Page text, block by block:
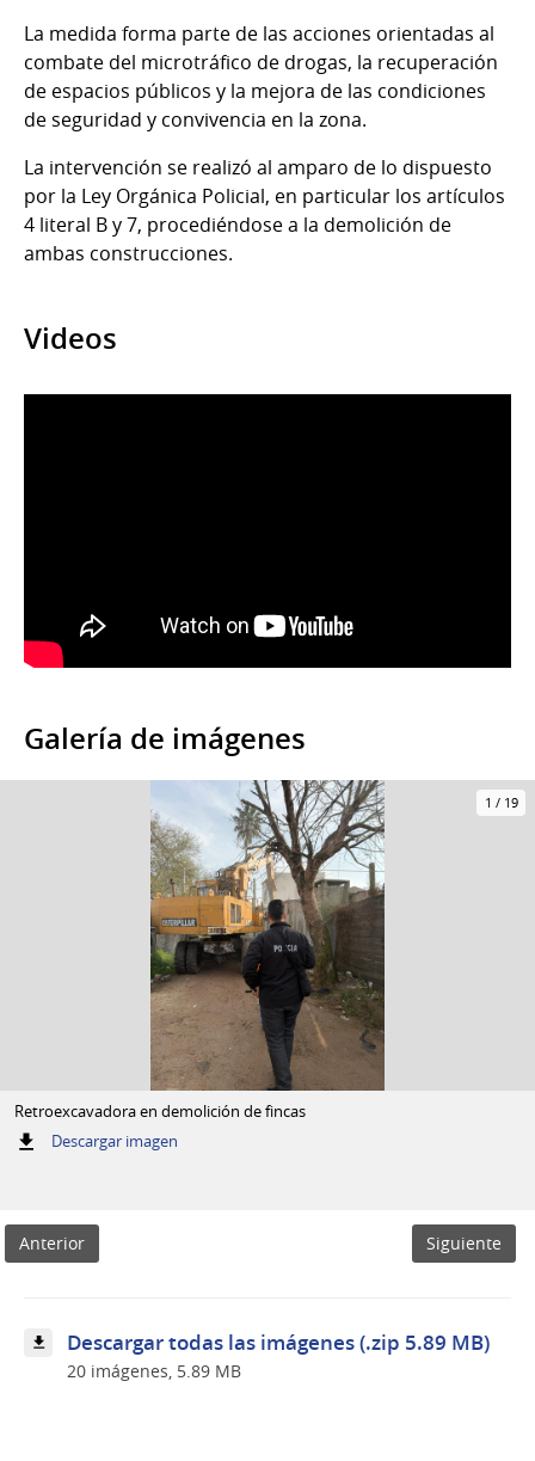
La medida forma parte de las acciones orientadas al
combate del microtráfico de drogas, la recuperación
de espacios públicos y la mejora de las condiciones
de seguridad y convivencia en la zona.
La intervención se realizó al amparo de lo dispuesto
por la Ley Orgánica Policial, en particular los artículos
4 literal B y 7, procediéndose a la demolición de
ambas construcciones.
Videos
Galería de imágenes
1 / 19
Retroexcavadora en demolición de fincas
Descargar imagen:
Anterior Siguiente
Descargar todas las imágenes (.zip 5.89 MB)
20 imágenes, 5.89 MB